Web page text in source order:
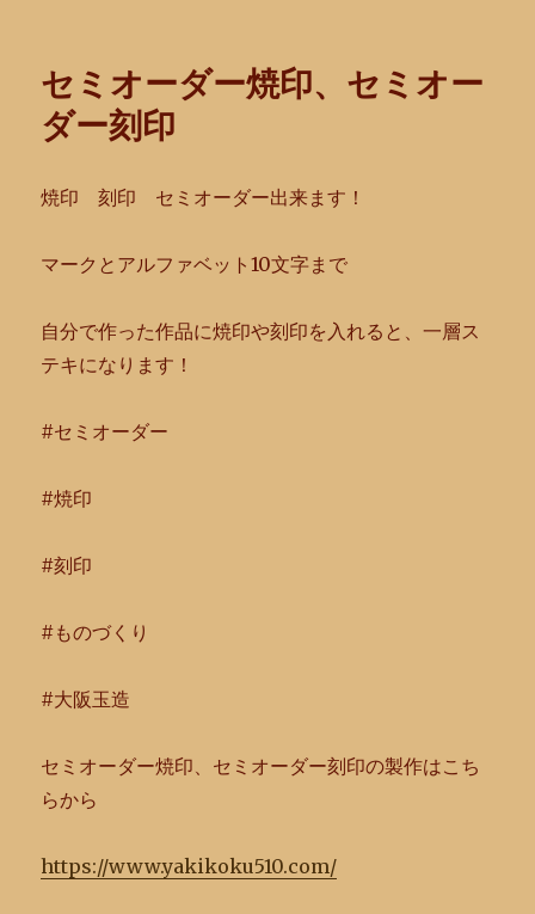
セミオーダー焼印、セミオー
ダー刻印
焼印 刻印 セミオーダー出来ます！
マークとアルファベット10文字まで
自分で作った作品に焼印や刻印を入れると、一層ス
テキになります！
#セミオーダー
#焼印
#刻印
#ものづくり
#大阪玉造
セミオーダー焼印、セミオーダー刻印の製作はこち
らから
https://www.yakikoku510.com/